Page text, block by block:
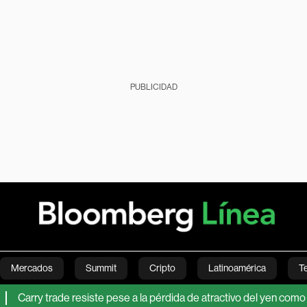
PUBLICIDAD
Mercados Summit Cripto Latinoamérica
Economía Estilo de vida Mundo Videos
trade resiste pese a la pérdida de atractivo del yen como fuente